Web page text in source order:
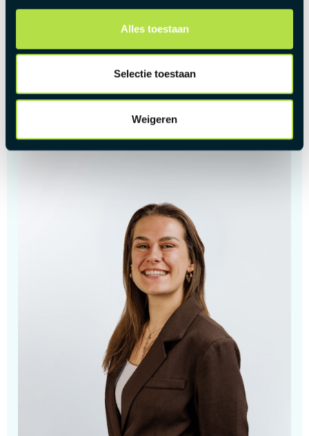
Alles toestaan
Selectie toestaan
Weigeren
Een internationale werkomgeving met een warme,
familiale bedrijfscultuur.
Een jong en dynamisch HR-team waarin samenwerking en
Ruimte voor persoonlijke ontwikkeling, opleidingen en
doorgroeimogelijkheden.